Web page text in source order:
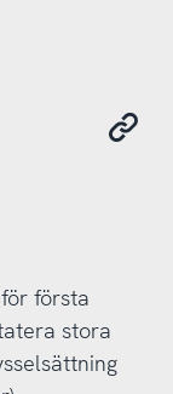
första
stora